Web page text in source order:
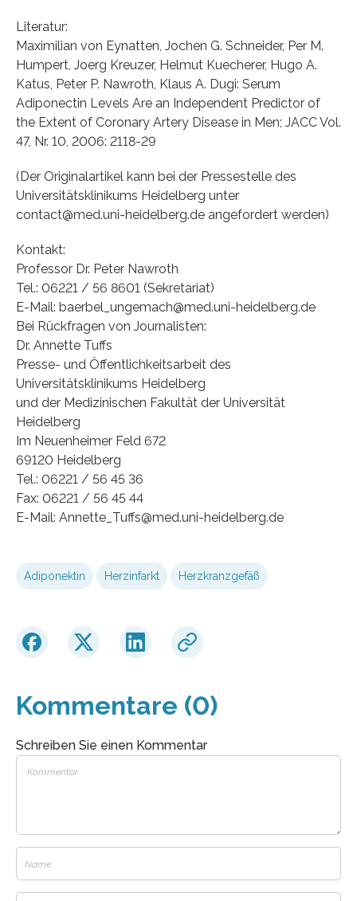
Literatur:
Maximilian von Eynatten, Jochen G. Schneider, Per M.
Humpert, Joerg Kreuzer, Helmut Kuecherer, Hugo A.
Katus, Peter P. Nawroth, Klaus A. Dugi: Serum
Adiponectin Levels Are an Independent Predictor of
the Extent of Coronary Artery Disease in Men; JACC Vol.
47, Nr. 10, 2006: 2118-29
(Der Originalartikel kann bei der Pressestelle des
Universitätsklinikums Heidelberg unter
contact@med.uni-heidelberg.de angefordert werden)
Kontakt:
Professor Dr. Peter Nawroth
Tel.: 06221 / 56 8601 (Sekretariat)
E-Mail: baerbel_ungemach@med.uni-heidelberg.de
Bei Rückfragen von Journalisten:
Dr. Annette Tuffs
Presse- und Öffentlichkeitsarbeit des
Universitätsklinikums Heidelberg
und der Medizinischen Fakultät der Universität
Heidelberg
Im Neuenheimer Feld 672
69120 Heidelberg
Tel.: 06221 / 56 45 36
Fax: 06221 / 56 45 44
E-Mail: Annette_Tuffs@med.uni-heidelberg.de
Adiponektin Herzinfarkt Herzkranzgefäß
Kommentare (0)
Schreiben Sie einen Kommentar